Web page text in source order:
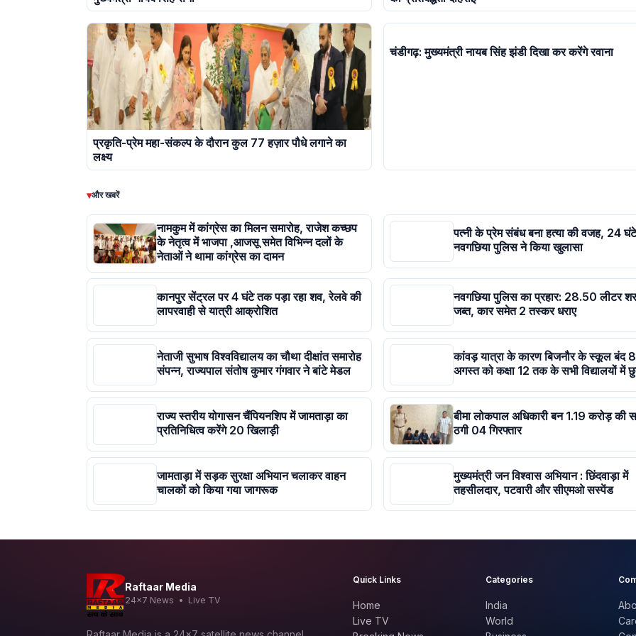
प्रकृति-प्रेम महा-संकल्प के दौरान कुल 77 हज़ार पौधे लगाने का
लक्ष्य
चंडीगढ़: मुख्यमंत्री नायब सिंह झंडी दिखा कर करेंगे रवाना
▾और खबरें
नामकुम में कांग्रेस का मिलन समारोह, राजेश कच्छप
के नेतृत्व में भाजपा ,आजसू समेत विभिन्न दलों के
नेताओं ने थामा कांग्रेस का दामन
पत्नी के प्रेम संबंध बना हत्या की वजह, 24
नवगछिया पुलिस ने किया खुलासा
कानपुर सेंट्रल पर 4 घंटे तक पड़ा रहा शव, रेलवे की
लापरवाही से यात्री आक्रोशित
नवगछिया पुलिस का प्रहार: 28.50 लीटर
जब्त, कार समेत 2 तस्कर धराए
नेताजी सुभाष विश्वविद्यालय का चौथा दीक्षांत समारोह
संपन्न, राज्यपाल संतोष कुमार गंगवार ने बांटे मेडल
कांवड़ यात्रा के कारण बिजनौर के स्कूल बंद 8
अगस्त को कक्षा 12 तक के सभी विद्यालयों में
राज्य स्तरीय योगासन चैंपियनशिप में जामताड़ा का
प्रतिनिधित्व करेंगे 20 खिलाड़ी
बीमा लोकपाल अधिकारी बन 1.19 करोड़ की
ठगी 04 गिरफ्तार
जामताड़ा में सड़क सुरक्षा अभियान चलाकर वाहन
चालकों को किया गया जागरूक
मुख्यमंत्री जन विश्वास अभियान : छिंदवाड़ा में
तहसीलदार, पटवारी और सीएमओ सस्पेंड
Raftaar Media
24x7 News • Live TV
Quick Links
Home
Live TV
Categories
India
World